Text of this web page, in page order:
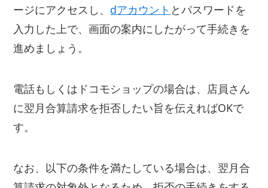
ージにアクセスし、 dアカウント とパスワードを
入力した上で、画面の案内にしたがって手続きを
進めましょう。
電話もしくはドコモショップの場合は、店員さん
に翌月合算請求を拒否したい旨を伝えればOKで
す。
なお、以下の条件を満たしている場合は、翌月合